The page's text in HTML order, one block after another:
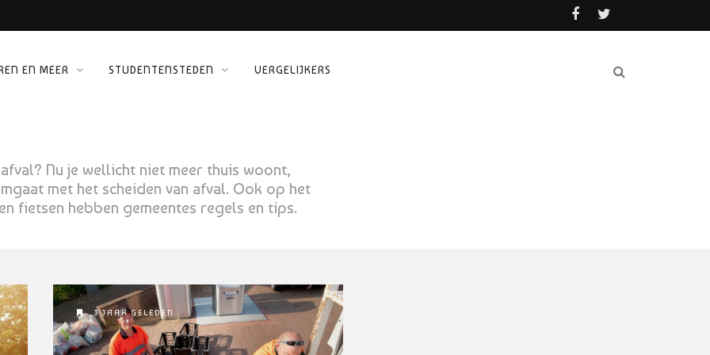
EN MEER STUDENTENSTEDEN VERGELIJKERS
Nu je wellicht niet meer thuis woont,
met het scheiden van afval. Ook op het
fietsen hebben gemeentes regels en tips.
3 JAAR GELEDEN